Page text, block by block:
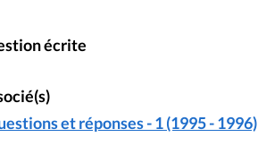
écrite
et réponses - 1 (1995 - 1996)